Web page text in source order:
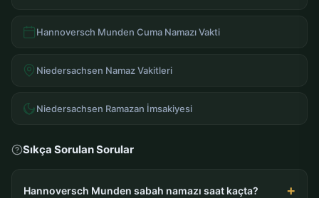
Hannoversch Munden Cuma Namazı Vakti
Niedersachsen Namaz Vakitleri
Niedersachsen Ramazan İmsakiyesi
Sıkça Sorulan Sorular
Hannoversch Munden sabah namazı saat kaçta?